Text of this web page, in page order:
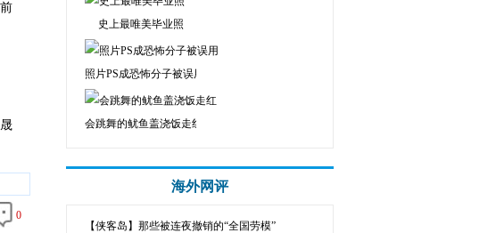
0
史上最唯美毕业照
照片PS成恐怖分子被误用
会跳舞的鱿鱼盖浇饭走红
海外网评
【侠客岛】那些被连夜撤销的“全国劳模”